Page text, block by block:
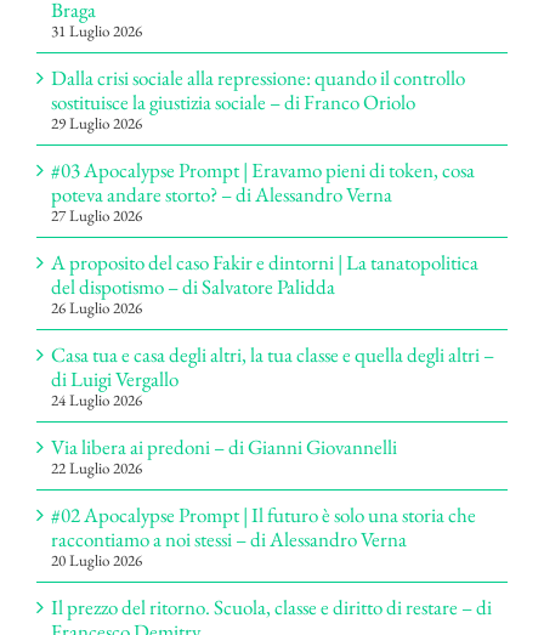
Braga
31 Luglio 2026
Dalla crisi sociale alla repressione: quando il controllo
sostituisce la giustizia sociale – di Franco Oriolo
29 Luglio 2026
#03 Apocalypse Prompt | Eravamo pieni di token, cosa
poteva andare storto? – di Alessandro Verna
27 Luglio 2026
A proposito del caso Fakir e dintorni | La tanatopolitica
del dispotismo – di Salvatore Palidda
26 Luglio 2026
Casa tua e casa degli altri, la tua classe e quella degli altri –
di Luigi Vergallo
24 Luglio 2026
Via libera ai predoni – di Gianni Giovannelli
22 Luglio 2026
#02 Apocalypse Prompt | Il futuro è solo una storia che
raccontiamo a noi stessi – di Alessandro Verna
20 Luglio 2026
Il prezzo del ritorno. Scuola, classe e diritto di restare – di